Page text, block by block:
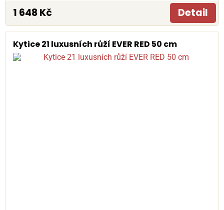
1 648 Kč Detail
Kytice 21 luxusních růží EVER RED 50 cm